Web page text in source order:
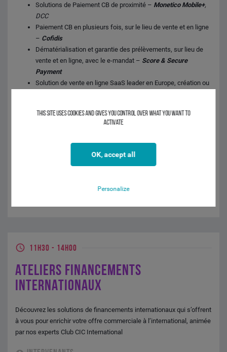
Solutions de Paiement CB de proximité – Monetico Mobile+,
DCC
Paiement CB en plusieurs fois, sur le lieu de vente et en ligne
– Cofidis
Dématérialisation et garantie des prélèvements, sur lieu de
vente et en ligne, avec le e-mandat – Score & Secure
Payment
Solution de vente en ligne SaaS leader en Europe, création ou
INTERVENANTS
Damien ROUDET - Score & Secure Payment
David MATHIEU - COFIDIS
Anne GOURMET VIGNAT - CIC Lyonnaise de Banque
11H30 - 14H00
ATELIERS FINANCEMENTS
INTERNATIONAUX
Découvrez les solutions de financements internationaux qui s’offrent
à vous pour enrichir votre offre commerciale à l’international, animée
par nos experts Club CIC International
This site uses cookies and gives you control over what you want to
activate
OK, accept all
Personalize